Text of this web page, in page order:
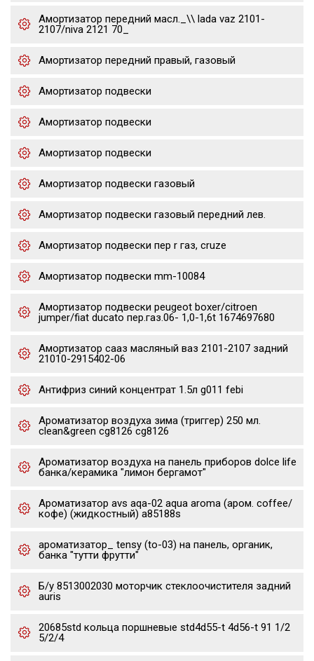
Амортизатор передний масл._\\ lada vaz 2101-
2107/niva 2121 70_
Амортизатор передний правый, газовый
Амортизатор подвески
Амортизатор подвески
Амортизатор подвески
Амортизатор подвески газовый
Амортизатор подвески газовый передний лев.
Амортизатор подвески пер r газ, cruze
Амортизатор подвески mm-10084
Амортизатор подвески peugeot boxer/citroen
jumper/fiat ducato пер.газ.06- 1,0-1,6t 1674697680
Амортизатор сааз масляный ваз 2101-2107 задний
21010-2915402-06
Антифриз синий концентрат 1.5л g011 febi
Ароматизатор воздуха зима (триггер) 250 мл.
clean&green cg8126 cg8126
Ароматизатор воздуха на панель приборов dolce life
банка/керамика "лимон бергамот"
Ароматизатор avs aqa-02 aqua aroma (аром. coffee/
кофе) (жидкостный) a85188s
ароматизатор_ tensy (to-03) на панель, органик,
банка "тутти фрутти"
Б/у 8513002030 моторчик стеклоочистителя задний
auris
20685std кольца поршневые std4d55-t 4d56-t 91 1/2
5/2/4